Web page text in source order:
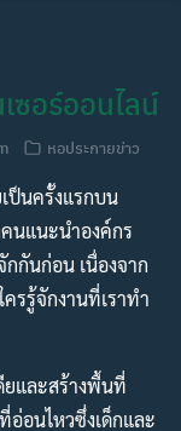
ซอร์ออนไลน์
หอประกายข่าว
ป็นครั้งแรกบน
นแนะนำองค์กร
กันก่อน เนื่องจาก
รรู้จักงานที่เราทำ
และสร้างพื้นที่
อนไหวซึ่งเด็กและ